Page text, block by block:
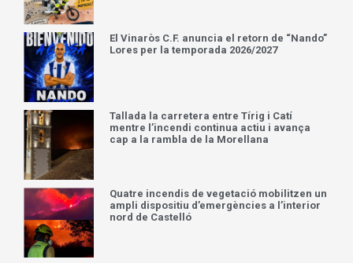
El Vinaròs C.F. anuncia el retorn de “Nando”
Lores per la temporada 2026/2027
Tallada la carretera entre Tírig i Catí
mentre l’incendi continua actiu i avança
cap a la rambla de la Morellana
Quatre incendis de vegetació mobilitzen un
ampli dispositiu d’emergències a l’interior
nord de Castelló